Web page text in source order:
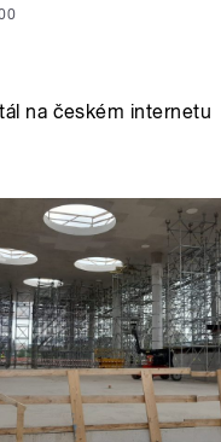
na českém internetu